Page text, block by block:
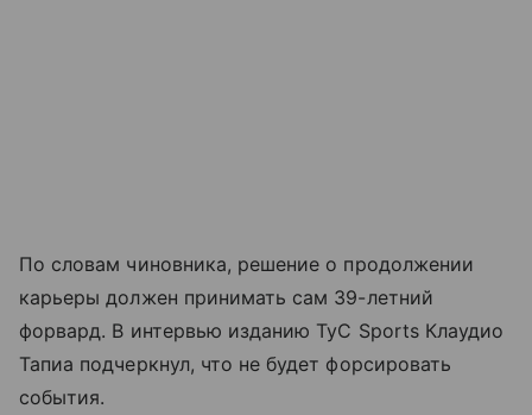
По словам чиновника, решение о продолжении
карьеры должен принимать сам 39-летний
форвард. В интервью изданию TyC Sports Клаудио
Тапиа подчеркнул, что не будет форсировать
события.